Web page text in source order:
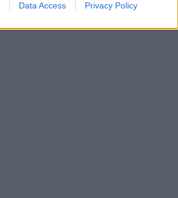
Data Access Privacy Policy